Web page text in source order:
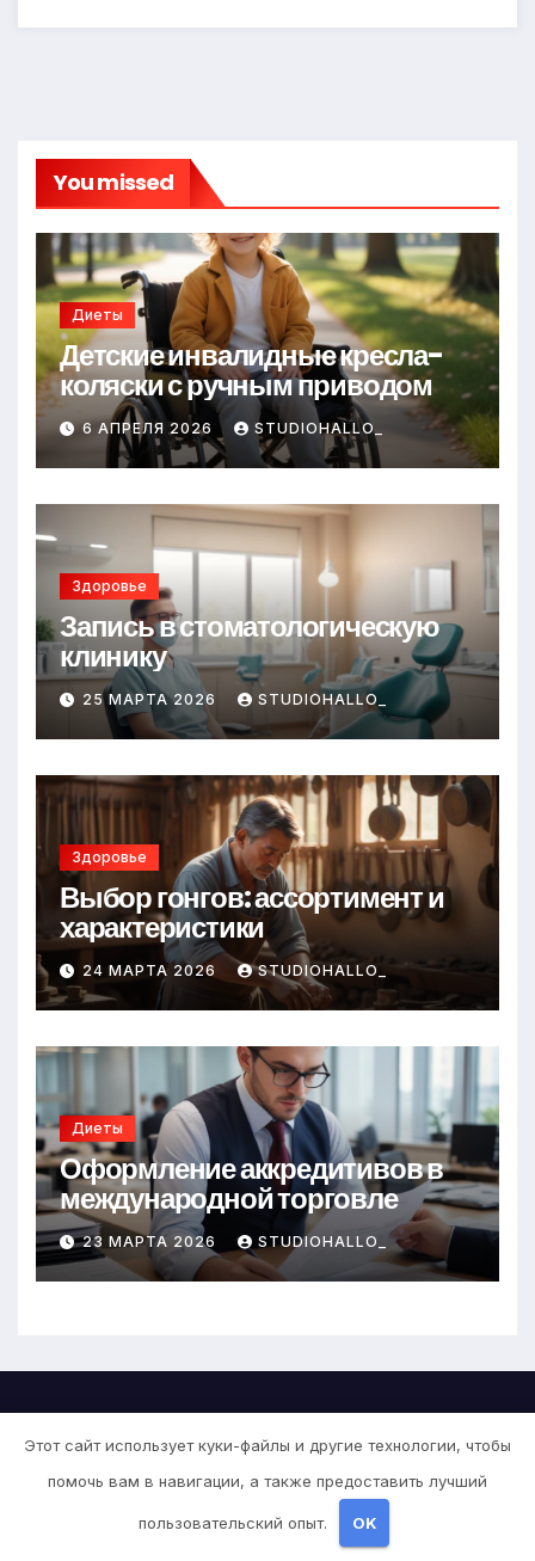
You missed
Диеты
Детские инвалидные кресла-
коляски с ручным приводом
6 АПРЕЛЯ 2026 STUDIOHALLO_
Здоровье
Запись в стоматологическую
клинику
25 МАРТА 2026 STUDIOHALLO_
Здоровье
Выбор гонгов: ассортимент и
характеристики
24 МАРТА 2026 STUDIOHALLO_
Диеты
Оформление аккредитивов в
международной торговле
23 МАРТА 2026 STUDIOHALLO_
Детокс стиль
Стиль детокса
Этот сайт использует куки-файлы и другие технологии, чтобы
помочь вам в навигации, а также предоставить лучший
пользовательский опыт. OK